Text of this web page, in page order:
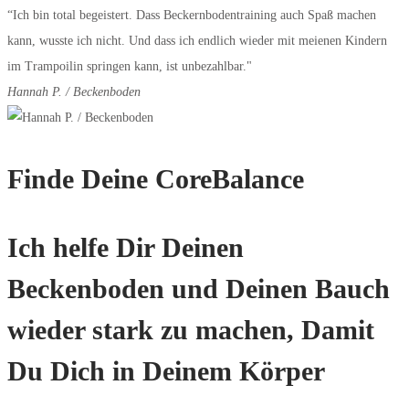
“Ich bin total begeistert. Dass Beckernbodentraining auch Spaß machen
kann, wusste ich nicht. Und dass ich endlich wieder mit meienen Kindern
im Trampoilin springen kann, ist unbezahlbar."
Hannah P. / Beckenboden
Finde Deine CoreBalance
Ich helfe Dir Deinen
Beckenboden und Deinen Bauch
wieder stark zu machen, Damit
Du Dich in Deinem Körper